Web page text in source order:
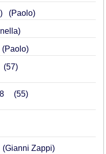
(Paolo)
(Paolo)
57
55
(Gianni Zappi)